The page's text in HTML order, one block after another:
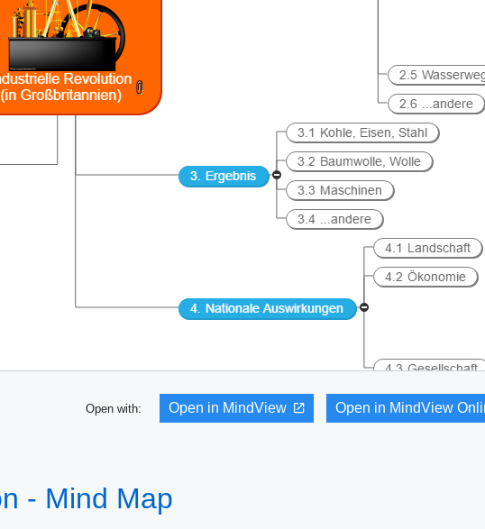
Open with: Open in MindView Open in MindView
- Mind Map